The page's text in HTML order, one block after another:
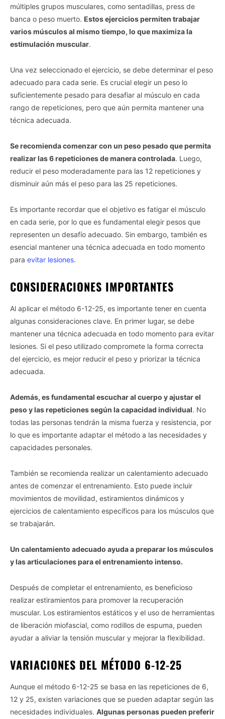
múltiples grupos musculares, como sentadillas, press de
banca o peso muerto. Estos ejercicios permiten trabajar
varios músculos al mismo tiempo, lo que maximiza la
estimulación muscular.
Una vez seleccionado el ejercicio, se debe determinar el peso
adecuado para cada serie. Es crucial elegir un peso lo
suficientemente pesado para desafiar al músculo en cada
rango de repeticiones, pero que aún permita mantener una
técnica adecuada.
Se recomienda comenzar con un peso pesado que permita
realizar las 6 repeticiones de manera controlada. Luego,
reducir el peso moderadamente para las 12 repeticiones y
disminuir aún más el peso para las 25 repeticiones.
Es importante recordar que el objetivo es fatigar el músculo
en cada serie, por lo que es fundamental elegir pesos que
representen un desafío adecuado. Sin embargo, también es
esencial mantener una técnica adecuada en todo momento
para evitar lesiones.
CONSIDERACIONES IMPORTANTES
Al aplicar el método 6-12-25, es importante tener en cuenta
algunas consideraciones clave. En primer lugar, se debe
mantener una técnica adecuada en todo momento para evitar
lesiones. Si el peso utilizado compromete la forma correcta
del ejercicio, es mejor reducir el peso y priorizar la técnica
adecuada.
Además, es fundamental escuchar al cuerpo y ajustar el
peso y las repeticiones según la capacidad individual. No
todas las personas tendrán la misma fuerza y resistencia, por
lo que es importante adaptar el método a las necesidades y
capacidades personales.
También se recomienda realizar un calentamiento adecuado
antes de comenzar el entrenamiento. Esto puede incluir
movimientos de movilidad, estiramientos dinámicos y
ejercicios de calentamiento específicos para los músculos que
se trabajarán.
Un calentamiento adecuado ayuda a preparar los músculos
y las articulaciones para el entrenamiento intenso.
Después de completar el entrenamiento, es beneficioso
realizar estiramientos para promover la recuperación
muscular. Los estiramientos estáticos y el uso de herramientas
de liberación miofascial, como rodillos de espuma, pueden
ayudar a aliviar la tensión muscular y mejorar la flexibilidad.
VARIACIONES DEL MÉTODO 6-12-25
Aunque el método 6-12-25 se basa en las repeticiones de 6,
12 y 25, existen variaciones que se pueden adaptar según las
necesidades individuales. Algunas personas pueden preferir